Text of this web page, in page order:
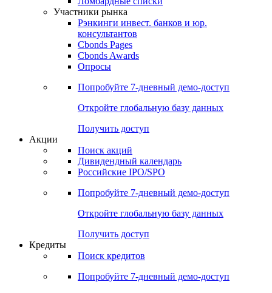
Участники рынка
Рэнкинги инвест. банков и юр.
консультантов
Cbonds Pages
Cbonds Awards
Опросы
Попробуйте 7-дневный демо-доступ
Откройте глобальную базу данных
Получить доступ
Акции
Поиск акций
Дивидендный календарь
Российские IPO/SPO
Попробуйте 7-дневный демо-доступ
Откройте глобальную базу данных
Получить доступ
Кредиты
Поиск кредитов
Попробуйте 7-дневный демо-доступ